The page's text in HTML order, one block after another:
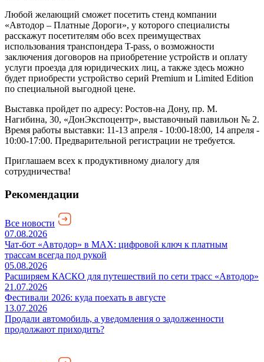
Любой желающий сможет посетить стенд компании
«Автодор – Платные Дороги», у которого специалисты
расскажут посетителям обо всех преимуществах
использования транспондера T-pass, о возможности
заключения договоров на приобретение устройств и оплату
услуги проезда для юридических лиц, а также здесь можно
будет приобрести устройство серий Premium и Limited Edition
по специальной выгодной цене.
Выставка пройдет по адресу: Ростов-на Дону, пр. М.
Нагибина, 30, «ДонЭкспоцентр», выставочный павильон № 2.
Время работы выставки: 11-13 апреля - 10:00-18:00, 14 апреля -
10:00-17:00. Предварительной регистрации не требуется.
Приглашаем всех к продуктивному диалогу для
сотрудничества!
Рекомендации
Все новости
07.08.2026
Чат-бот «Автодор» в MAX: цифровой ключ к платным
трассам всегда под рукой
05.08.2026
Расширяем КАСКО для путешествий по сети трасс «Автодор»
21.07.2026
Фестивали 2026: куда поехать в августе
13.07.2026
Продали автомобиль, а уведомления о задолженности
продолжают приходить?